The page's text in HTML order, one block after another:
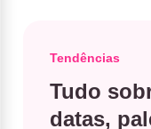
Tendências
Tudo
datas,